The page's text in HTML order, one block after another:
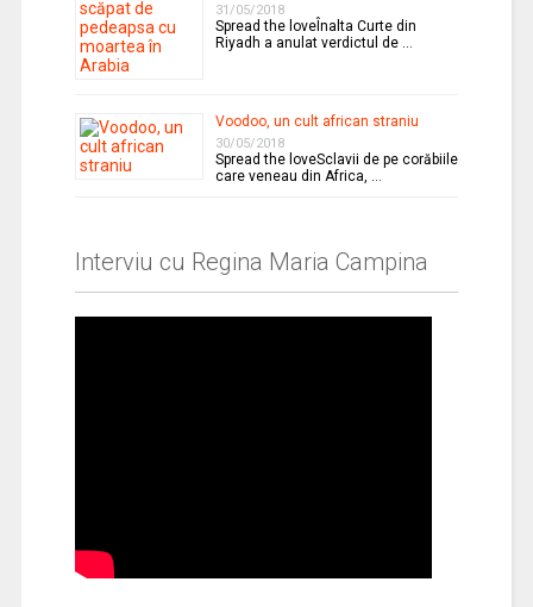
31/05/2018
Spread the loveÎnalta Curte din
Riyadh a anulat verdictul de …
Voodoo, un cult african straniu
30/05/2018
Spread the loveSclavii de pe corăbiile
care veneau din Africa, …
Interviu cu Regina Maria Campina